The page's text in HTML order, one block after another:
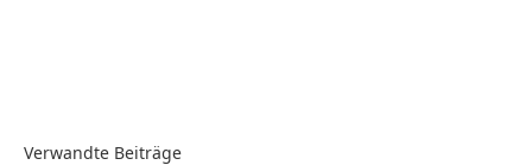
Verwandte Beiträge